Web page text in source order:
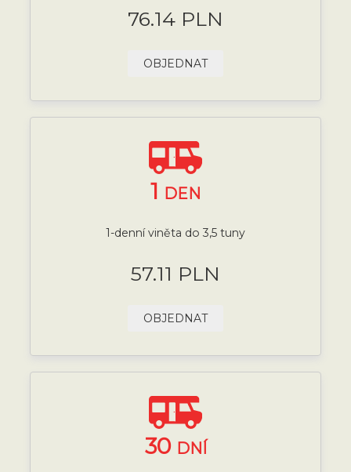
76.14 PLN
OBJEDNAT
1 DEN
1-denní viněta do 3,5 tuny
57.11 PLN
OBJEDNAT
30 DNÍ